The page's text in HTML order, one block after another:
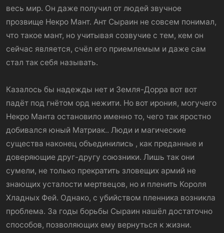
весь мир. Он даже получил от людей звучное
прозвище Некро Мант. Ант Сыраин не совсем понимал,
что такое мант, но учитывая созвучие с тем, кем он
сейчас является, счёл его приемлемым и даже сам
стал так себя называть.
Казалось бы надежды нет и Земля-Дорра вот вот
падёт под гнётом орд нежити. Но вот ирония, могучего
Некро Манта остановило именно то, чего так яростно
добивался юный Матриак.. Люди и магические
существа наконец объединились , как преданные и
доверяющие друг-другу союзники. Лишь так они
сумели, не только прекратить зловещих армий не
знающих усталости мертвецов, но и пленить Короля
Хладных Фей. Однако, с убийством пленника возникла
проблема. За годы борьбы Сыраин нашёл достаточно
способов, позволяющих ему вернуться к жизни.